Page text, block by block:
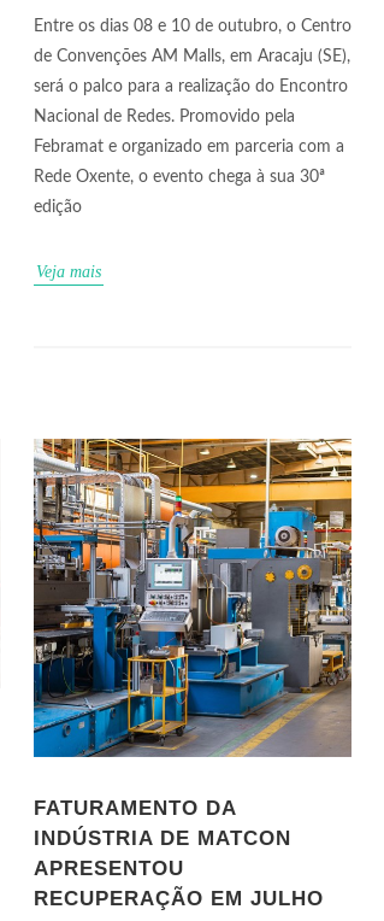
Entre os dias 08 e 10 de outubro, o Centro
de Convenções AM Malls, em Aracaju (SE),
será o palco para a realização do Encontro
Nacional de Redes. Promovido pela
Febramat e organizado em parceria com a
Rede Oxente, o evento chega à sua 30ª
edição
Veja mais
FATURAMENTO DA
INDÚSTRIA DE MATCON
APRESENTOU
RECUPERAÇÃO EM JULHO